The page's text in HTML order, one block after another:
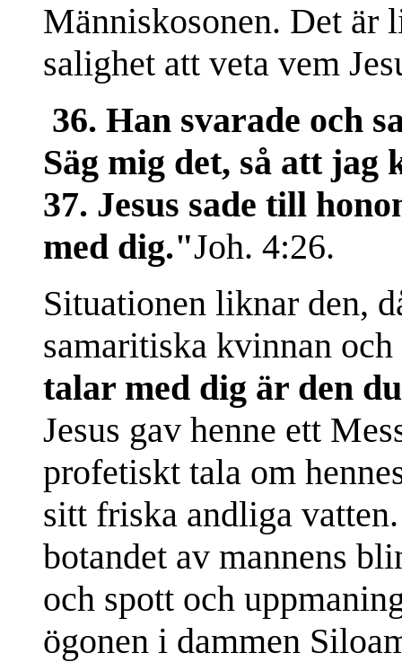
Människosonen. Det
salighet att veta vem
36. Han svarade och
Säg mig det, så att
37. Jesus sade till
med dig."Joh. 4:26.
Situationen liknar den,
samaritiska kvinnan
talar med dig är den
Jesus gav henne ett
profetiskt tala om
sitt friska andliga
botandet av mannens
och spott och
ögonen i dammen